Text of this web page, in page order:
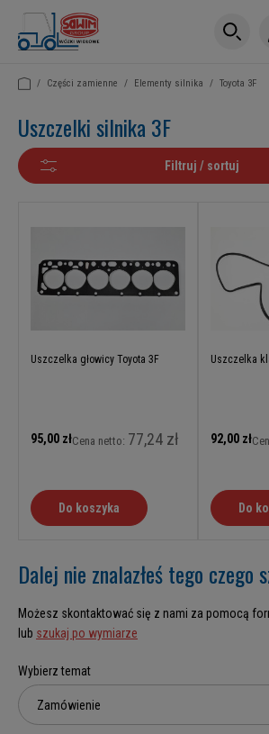
/ Części zamienne / Elementy silnika / Toyota 3F
Uszczelki silnika 3F
Filtruj / sortuj
Uszczelka głowicy Toyota 3F
95,00 złCena netto: 77,24 zł
Do koszyka
Uszczelka
92,00 zł
Do
Dalej nie znalazłeś tego czego
Możesz skontaktować się z nami za pomocą
lub szukaj po wymiarze